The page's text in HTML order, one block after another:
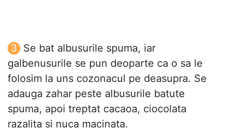
Se bat albusurile spuma, iar
galbenusurile se pun deoparte ca o sa le
folosim la uns cozonacul pe deasupra. Se
adauga zahar peste albusurile batute
spuma, apoi treptat cacaoa, ciocolata
razalita si nuca macinata.